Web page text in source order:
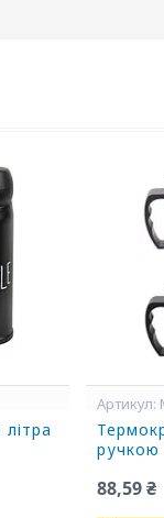
ручкою
88,59 ₴